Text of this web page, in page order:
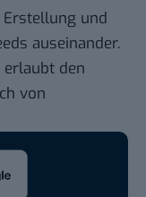
und
auseinander.
erlaubt den
von